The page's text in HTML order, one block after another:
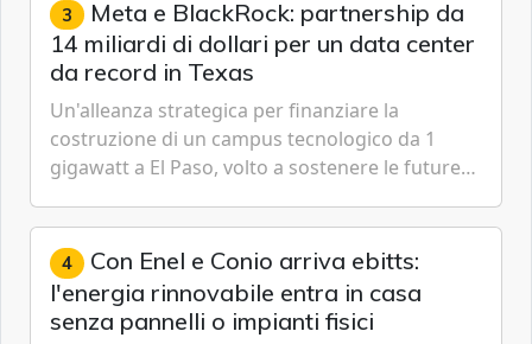
3 Meta e BlackRock: partnership da
14 miliardi di dollari per un data center
da record in Texas
Un'alleanza strategica per finanziare la
costruzione di un campus tecnologico da 1
gigawatt a El Paso, volto a sostenere le future
artificiale dell'azienda di Mark Zuckerberg.
4 Con Enel e Conio arriva ebitts:
l'energia rinnovabile entra in casa
senza pannelli o impianti fisici